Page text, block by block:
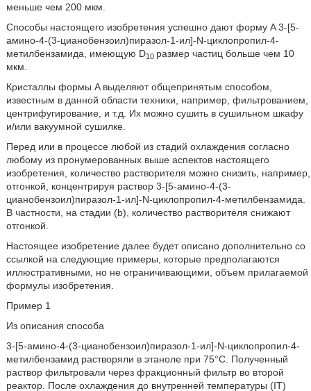
меньше чем 200 мкм.
Способы настоящего изобретения успешно дают форму A 3-[5-
амино-4-(3-цианобензоил)пиразол-1-ил]-N-циклопропил-4-
метилбензамида, имеющую D10 размер частиц больше чем 10
мкм.
Кристаллы формы A выделяют общепринятым способом,
известным в данной области техники, например, фильтрованием,
центрифугирование, и т.д. Их можно сушить в сушильном шкафу
и/или вакуумной сушилке.
Перед или в процессе любой из стадий охлаждения согласно
любому из пронумерованных выше аспектов настоящего
изобретения, количество растворителя можно снизить, например,
отгонкой, концентрируя раствор 3-[5-амино-4-(3-
цианобензоил)пиразол-1-ил]-N-циклопропил-4-метилбензамида.
В частности, на стадии (b), количество растворителя снижают
отгонкой.
Настоящее изобретение далее будет описано дополнительно со
ссылкой на следующие примеры, которые предполагаются
иллюстративными, но не ограничивающими, объем прилагаемой
формулы изобретения.
Пример 1
Из описания способа
3-[5-амино-4-(3-цианобензоил)пиразол-1-ил]-N-циклопропил-4-
метилбензамид растворяли в этаноле при 75°C. Полученный
раствор фильтровали через фракционный фильтр во второй
реактор. После охлаждения до внутренней температуры (IT)